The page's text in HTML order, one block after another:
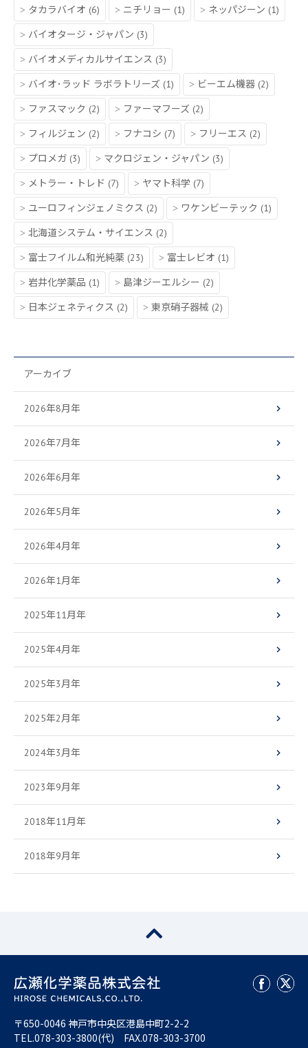
タカラバイオ (6) ニチリョー (1) ネッパジーン (1)
バイオタージ・ジャパン (3)
バイオメディカルサイエンス (3)
バイオ･ラッド ラボラトリーズ (1) ビーエム機器 (2)
ファスマック (2) ファーマフーズ (2)
フィルジェン (2) フナコシ (7) フリーエス (2)
プロメガ (3) マクロジェン・ジャパン (3)
メトラー・トレド (7) ヤマト科学 (7)
ユーロフィンジェノミクス (2) ワケンビーテック (1)
北海道システム・サイエンス (2)
富士フイルム和光純薬 (23) 富士レビオ (1)
岩井化学薬品 (1) 島津ジーエルシー (2)
日本ジェネティクス (2) 東京硝子器械 (2)
アーカイブ
2026年8月年
2026年7月年
2026年6月年
2026年5月年
2026年4月年
2026年1月年
2025年11月年
2025年4月年
2025年3月年
2025年2月年
2024年3月年
2023年9月年
2018年11月年
2018年9月年
〒650-0046 神戸市中央区港島中町2-2-2
TEL.078-303-3800(代) FAX.078-303-3700